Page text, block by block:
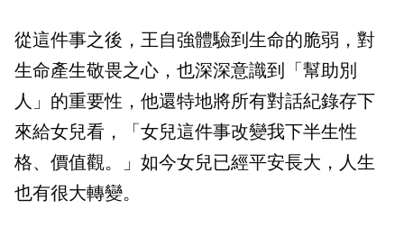
從這件事之後，王自強體驗到生命的脆弱，對
生命產生敬畏之心，也深深意識到「幫助別
人」的重要性，他還特地將所有對話紀錄存下
來給女兒看，「女兒這件事改變我下半生性
格、價值觀。」如今女兒已經平安長大，人生
也有很大轉變。